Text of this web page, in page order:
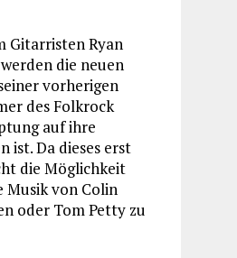
Gitarristen Ryan
die neuen
vorherigen
des Folkrock
auf ihre
ist. Da dieses erst
die Möglichkeit
Musik von Colin
oder Tom Petty zu